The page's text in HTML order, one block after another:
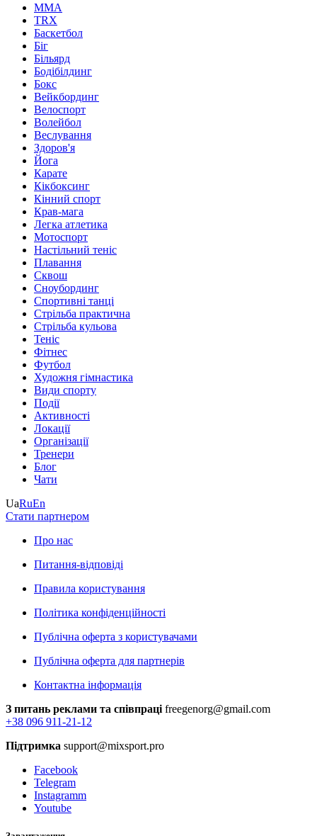
MMA
TRX
Баскетбол
Біг
Більярд
Бодібілдинг
Бокс
Вейкбординг
Велоспорт
Волейбол
Веслування
Здоров'я
Йога
Карате
Кікбоксинг
Кінний спорт
Крав-мага
Легка атлетика
Мотоспорт
Настільний теніс
Плавання
Сквош
Сноубординг
Спортивні танці
Стрільба практична
Стрільба кульова
Теніс
Фітнес
Футбол
Художня гімнастика
Види спорту
Події
Активності
Локації
Організації
Тренери
Блог
Чати
UaRuEn
Стати партнером
Про нас
Питання-відповіді
Правила користування
Політика конфіденційності
Публічна оферта з користувачами
Публічна оферта для партнерів
Контактна інформація
З питань реклами та співпраці freegenorg@gmail.com
+38 096 911-21-12
Підтримка support@mixsport.pro
Facebook
Telegram
Instagramm
Youtube